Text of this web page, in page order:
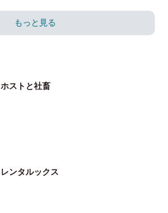
もっと見る
ホストと社畜
レンタルックス